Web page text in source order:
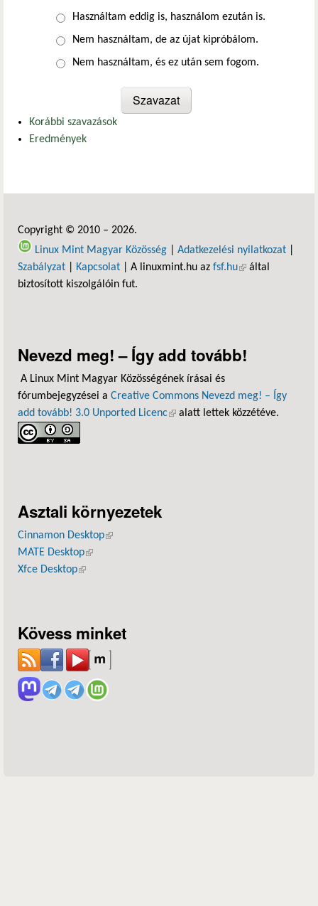
Választások
Használtam eddig is, használom ezután is.
Nem használtam, de az újat kipróbálom.
Nem használtam, és ez után sem fogom.
Korábbi szavazások
Eredmények
Copyright © 2010 – 2026.
Linux Mint Magyar Közösség
Adatkezelési nyilatkozat
Szabályzat
Kapcsolat | A linuxmint.hu az fsf.hu(külső hivatkozás)
által
biztosított kiszolgálóin fut.
Nevezd meg! – Így add tovább!
A Linux Mint Magyar Közösségének írásai és
fórumbejegyzései a Creative Commons Nevezd meg! – Így
add tovább! 3.0 Unported Licenc(külső hivatkozás)
alatt lettek közzétéve.
Asztali környezetek
Cinnamon Desktop(külső hivatkozás)
MATE Desktop(külső hivatkozás)
Xfce Desktop(külső hivatkozás)
Kövess minket